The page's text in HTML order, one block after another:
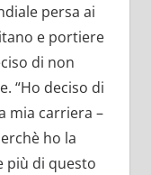
persa ai
e portiere
di non
“Ho deciso di
mia carriera –
ho la
più di questo